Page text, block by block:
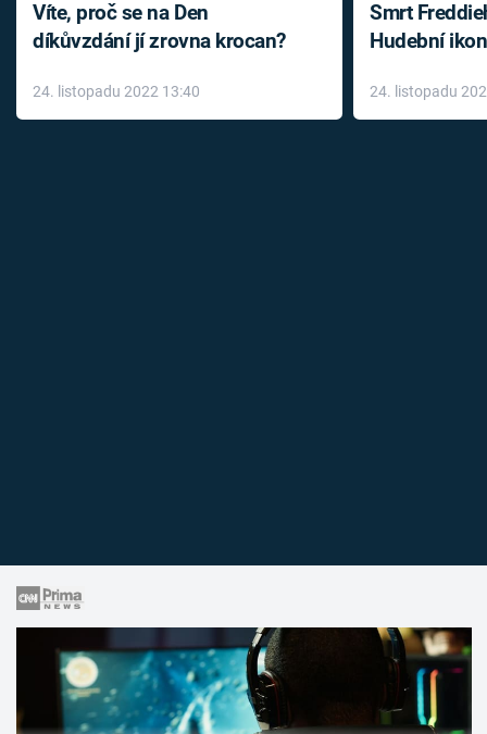
Víte, proč se na Den
díkůvzdání jí zrovna krocan?
24. listopadu 2022 13:40
Smrt
Hudební
léky
24. listopadu